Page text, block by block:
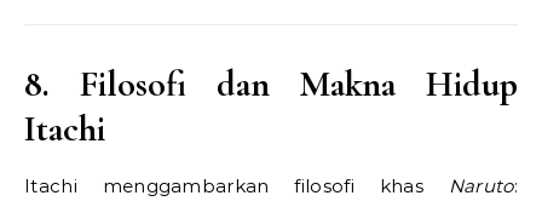
8. Filosofi dan Makna Hidup
Itachi
Itachi menggambarkan filosofi khas Naruto: